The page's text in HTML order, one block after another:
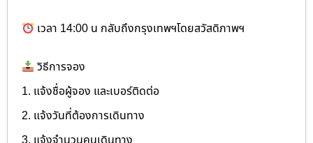
เวลา 14:00 น กลับถึงกรุงเทพฯโดยสวัสดิภาพฯ
วิธีการจอง
1. แจ้งชื่อผู้จอง และเบอร์ติดต่อ
2. แจ้งวันที่ต้องการเดินทาง